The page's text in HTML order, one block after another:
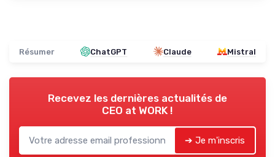
Résumer ChatGPT Claude Mistral
Recevez les dernières actualités de
CEO at WORK !
➔ Je m'inscris